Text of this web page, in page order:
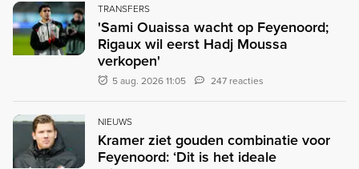
TRANSFERS
'Sami Ouaissa wacht op Feyenoord;
Rigaux wil eerst Hadj Moussa
verkopen'
5 aug. 2026 11:05 247 reacties
NIEUWS
Kramer ziet gouden combinatie voor
Feyenoord: ‘Dit is het ideale